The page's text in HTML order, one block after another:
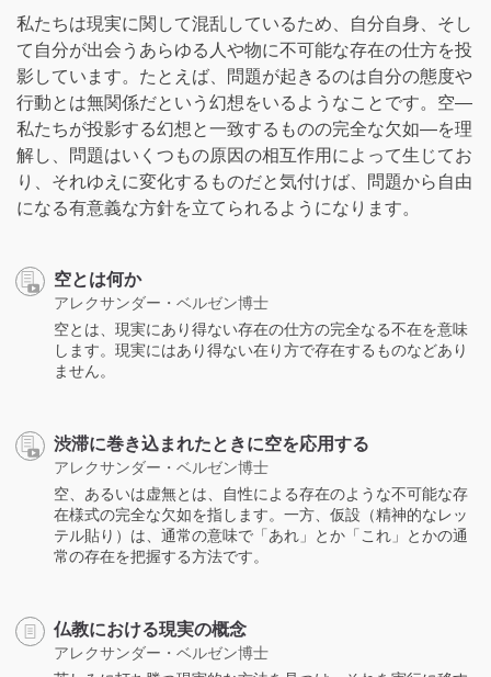
私たちは現実に関して混乱しているため、自分自身、そし
て自分が出会うあらゆる人や物に不可能な存在の仕方を投
影しています。たとえば、問題が起きるのは自分の態度や
行動とは無関係だという幻想をいるようなことです。空―
私たちが投影する幻想と一致するものの完全な欠如―を理
解し、問題はいくつもの原因の相互作用によって生じてお
り、それゆえに変化するものだと気付けば、問題から自由
になる有意義な方針を立てられるようになります。
空とは何か
アレクサンダー・ベルゼン博士
空とは、現実にあり得ない存在の仕方の完全なる不在を意味
します。現実にはあり得ない在り方で存在するものなどあり
ません。
渋滞に巻き込まれたときに空を応用する
アレクサンダー・ベルゼン博士
空、あるいは虚無とは、自性による存在のような不可能な存
在様式の完全な欠如を指します。一方、仮設（精神的なレッ
テル貼り）は、通常の意味で「あれ」とか「これ」とかの通
常の存在を把握する方法です。
仏教における現実の概念
アレクサンダー・ベルゼン博士